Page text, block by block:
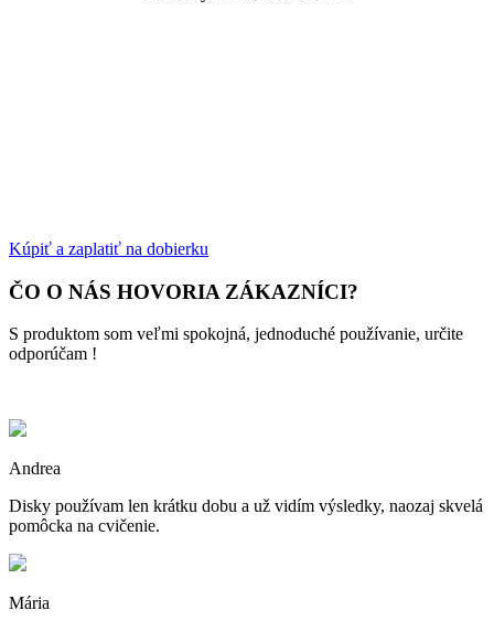
Kúpiť a zaplatiť na dobierku
ČO O NÁS HOVORIA ZÁKAZNÍCI?
S produktom som veľmi spokojná, jednoduché používanie, určite
odporúčam !
Andrea
Disky používam len krátku dobu a už vidím výsledky, naozaj skvelá
pomôcka na cvičenie.
Mária